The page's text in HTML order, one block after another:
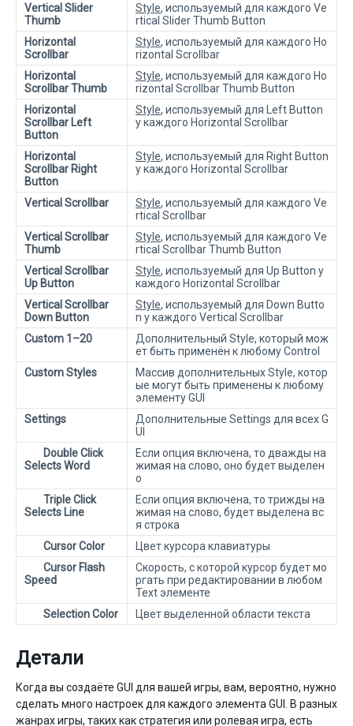
Vertical Slider
Thumb
Style, используемый для каждого Ve
rtical Slider Thumb Button
Horizontal
Scrollbar
Style, используемый для каждого Ho
rizontal Scrollbar
Horizontal
Scrollbar Thumb
Style, используемый для каждого Ho
rizontal Scrollbar Thumb Button
Horizontal
Scrollbar Left
Button
Style, используемый для Left Button
у каждого Horizontal Scrollbar
Horizontal
Scrollbar Right
Button
Style, используемый для Right Button
у каждого Horizontal Scrollbar
Vertical Scrollbar Style, используемый для каждого Ve
rtical Scrollbar
Vertical Scrollbar
Thumb
Style, используемый для каждого Ve
rtical Scrollbar Thumb Button
Vertical Scrollbar
Up Button
Style, используемый для Up Button у
каждого Horizontal Scrollbar
Vertical Scrollbar
Down Button
Style, используемый для Down Butto
n у каждого Vertical Scrollbar
Custom 1–20
Дополнительный Style, который мож
ет быть применён к любому Control
Custom Styles
Массив дополнительных Style, котор
ые могут быть применены к любому
элементу GUI
Settings
Дополнительные Settings для всех G
UI
Double Click
Selects Word
Если опция включена, то дважды на
жимая на слово, оно будет выделен
о
Triple Click
Selects Line
Если опция включена, то трижды на
жимая на слово, будет выделена вс
я строка
Cursor Color
Цвет курсора клавиатуры
Cursor Flash
Speed
Скорость, с которой курсор будет мо
ргать при редактировании в любом
Text элементе
Selection Color
Цвет выделенной области текста
Детали
Когда вы создаёте GUI для вашей игры, вам, вероятно, нужно
сделать много настроек для каждого элемента GUI. В разных
жанрах игры, таких как стратегия или ролевая игра, есть